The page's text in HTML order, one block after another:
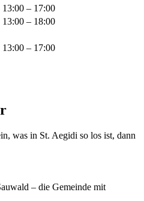
13:00 – 17:00
13:00 – 18:00
13:00 – 17:00
was in St. Aegidi so los ist, dann
– die Gemeinde mit